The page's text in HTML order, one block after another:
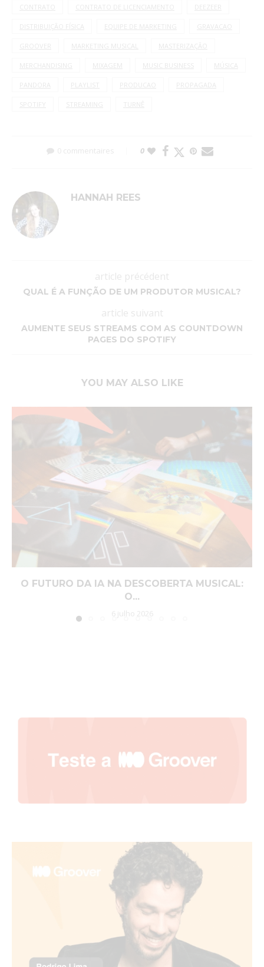
CONTRATO CONTRATO DE LICENCIAMENTO
DISTRIBUIÇÃO FÍSICA EQUIPE DE MARKETING GRAVACAO
MARKETING MUSICAL MASTERIZAÇÃO
MERCHANDISING MIXAGEM MÚSICA
PANDORA PLAYLIST PRODUCAO PROPAGADA
SPOTIFY STREAMING TURNÊ
0 commentaires 0
HANNAH REES
article précédent
QUAL É A FUNÇÃO DE UM PRODUTOR MUSICAL?
article suivant
AUMENTE SEUS STREAMS COM AS COUNTDOWN
PAGES DO SPOTIFY
YOU MAY ALSO LIKE
O FUTURO DA IA NA DESCOBERTA MUSICAL:
O...
6 julho 2026